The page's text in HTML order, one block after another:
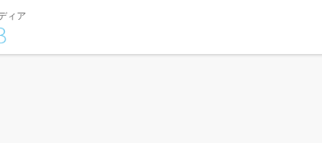
ィア